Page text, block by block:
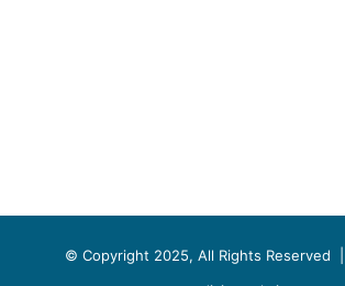
© Copyright 2025, All Rights Reserved |